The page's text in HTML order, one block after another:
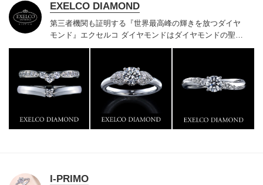
EXELCO DIAMOND
第三者機関も証明する『世界最高峰の輝きを放つダイヤ
モンド』 エクセルコ ダイヤモンドはダイヤモンドの聖地
ベルギー発祥で200年以上の歴史がある真のカッターズ
門店としてリングのデザインや品質にもこだわっていま
す。おふたりに本物の輝きを一生身に着けていただきた
い想いで「ヴァージン・ダイヤモンド」「ハードプラチ
ナ」「保証内容」にこだわっています。
I-PRIMO